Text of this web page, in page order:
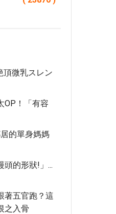
頂微乳スレン
OP！「有容
的單身媽媽
頭的形狀!」...
著五官跑？這
之入骨